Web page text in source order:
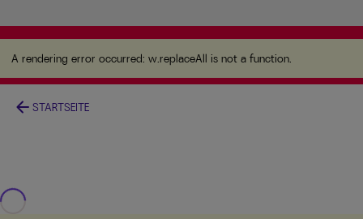
A rendering error occurred:w.replaceAll is not a
function.
A rendering error occurred: w.replaceAll is not a function.
arrow_back STARTSEITE